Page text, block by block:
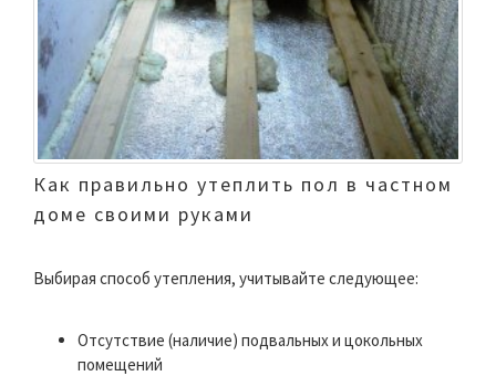
Как правильно утеплить пол в частном
доме своими руками
Выбирая способ утепления, учитывайте следующее:
Отсутствие (наличие) подвальных и цокольных
помещений